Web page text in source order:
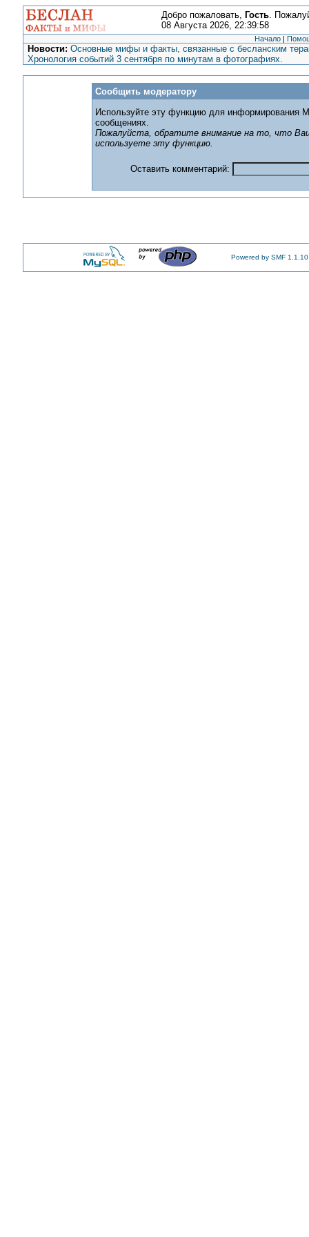
Добро пожаловать, Гость.
08 Августа 2026, 22:39:58
Начало |
Новости: Основные мифы и факты, связанные с бесланским
Хронология событий 3 сентября по минутам в фотографиях.
Сообщить модератору
Используйте эту функцию для информирования
сообщениях.
Пожалуйста, обратите внимание на то, что
используете эту функцию.
Оставить комментарий:
Powered by SMF 1.1.10